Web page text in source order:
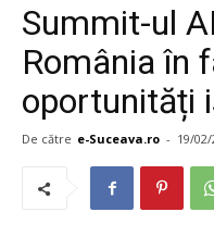
Summit-ul
România în
oportunități
De către e-Suceava.ro - 19/